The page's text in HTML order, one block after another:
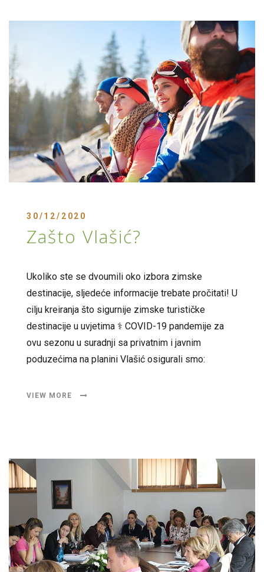
30/12/2020
Zašto Vlašić?
Ukoliko ste se dvoumili oko izbora zimske
destinacije, sljedeće informacije trebate pročitati! U
cilju kreiranja što sigurnije zimske turističke
destinacije u uvjetima ⚕️ COVID-19 pandemije za
ovu sezonu u suradnji sa privatnim i javnim
poduzećima na planini Vlašić osigurali smo:
VIEW MORE